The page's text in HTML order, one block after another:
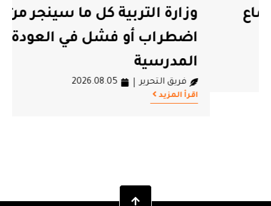
وزارة التربية كل ما سينجر من
اضطراب أو فشل في العودة
المدرسية
فريق التحرير 2026.08.05